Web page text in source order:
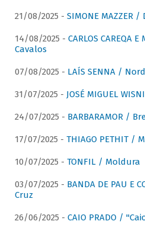
21/08/2025 - SIMONE MAZZER
14/08/2025 - CARLOS CAREQA
Cavalos
07/08/2025 - LAÍS SENNA /
31/07/2025 - JOSÉ MIGUEL
24/07/2025 - BARBARAMOR /
17/07/2025 - THIAGO PETHIT /
10/07/2025 - TONFIL / Moldura
03/07/2025 - BANDA DE PAU E
Cruz
26/06/2025 - CAIO PRADO /